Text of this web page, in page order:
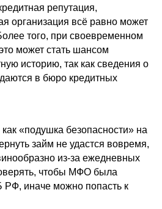
репутация,
организация всё равно может
того, при своевременном
может стать шансом
историю, так как сведения о
в бюро кредитных
«подушка безопасности» на
займ не удастся вовремя,
из-за ежедневных
чтобы МФО была
РФ, иначе можно попасть к